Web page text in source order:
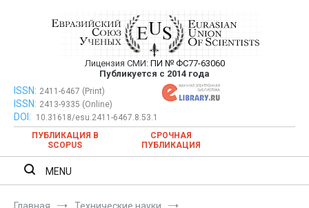
Евразийский Союз Ученых —
публикация научных статей в
ежемесячном научном журнале
Лицензия СМИ: ПИ № ФС77-63060
Публикуется с 2014 года
Евразийский Союз Ученых — публикация научных статей в
ежемесячном научном журнале
ISSN: 2411-6467 (Print)
ISSN: 2413-9335 (Online)
DOI:
10.31618/esu.2411-6467.8.53.1
ПУБЛИКАЦИЯ В
SCOPUS
СРОЧНАЯ
ПУБЛИКАЦИЯ
MENU